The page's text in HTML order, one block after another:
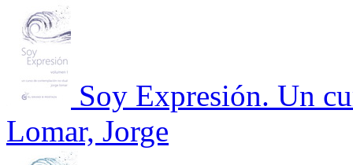
Soy Expresión. Un
Lomar, Jorge